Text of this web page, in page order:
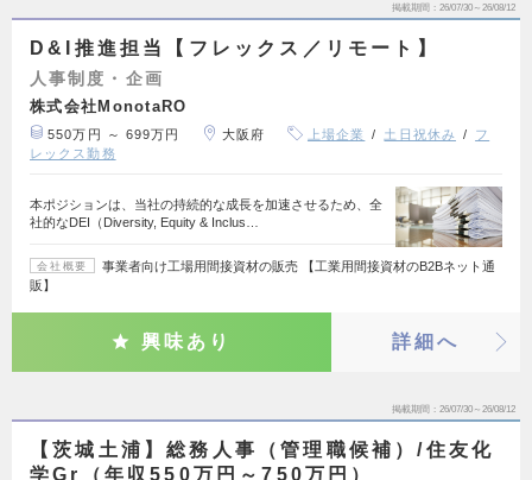
掲載期間 26/07/30～26/08/12
D&I推進担当【フレックス／リモート】
人事制度・企画
株式会社MonotaRO
550万円 ～ 699万円 大阪府 上場企業 土日祝休み
フ
レックス勤務
本ポジションは、当社の持続的な成長を加速させるため、全
社的なDEI（Diversity, Equity & Inclus…
会社概要
事業者向け工場用間接資材の販売 【工業用間接資材のB2Bネット通
販】
興味あり 詳細へ
掲載期間 26/07/30～26/08/12
【茨城土浦】総務人事（管理職候補）/住友化
学Gr（年収550万円～750万円）